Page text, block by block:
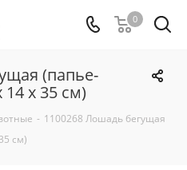
0
(папье-
х 35 см)
- 1100268 Лошадь бегущая
см)